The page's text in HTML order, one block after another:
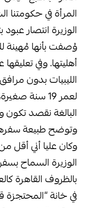
المرأة في حكومتنا
الوزيرة انتصار
وُصفت بأنها مُهينة
أهليتها. وفي
الليبيات بدون
لعمر 19 سنة
البالغة نقصد تكون
وتوضح طبيعة
الوزيرة السماح
بالظروف القاهرة
في خانة